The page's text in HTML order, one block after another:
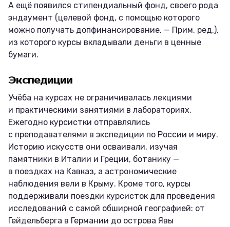
А ещё появился стипендиальный фонд, своего рода
эндаумент (целевой фонд, с помощью которого
можно получать допфинансирование. — Прим. ред.),
из которого курсы вкладывали деньги в ценные
бумаги.
Экспедиции
Учёба на курсах не ограничивалась лекциями
и практическими занятиями в лабораториях.
Ежегодно курсистки отправлялись
с преподавателями в экспедиции по России и миру.
Историю искусств они осваивали, изучая
памятники в Италии и Греции, ботанику —
в поездках на Кавказ, а астрономические
наблюдения вели в Крыму. Кроме того, курсы
поддерживали поездки курсисток для проведения
исследований с самой обширной географией: от
Гейдельберга в Германии до острова Явы